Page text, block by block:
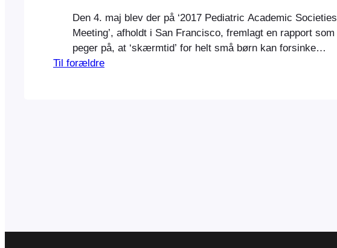
Den 4. maj blev der på ‘2017 Pediatric Academic Societies
Meeting’, afholdt i San Francisco, fremlagt en rapport som
peger på, at ‘skærmtid’ for helt små børn kan forsinke
deres evne til, at tale. Da denne undersøgelse dukkede op
Til forældre